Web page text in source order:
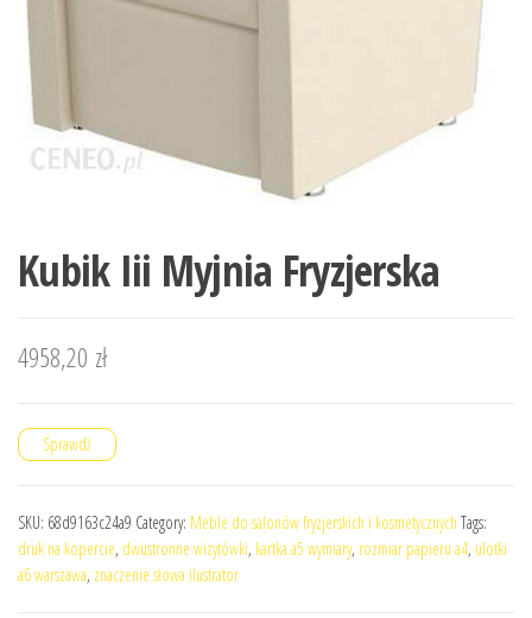
Kubik Iii Myjnia Fryzjerska
4958,20 zł
Sprawdź
SKU: 68d9163c24a9 Category: Meble do salonów fryzjerskich i kosmetycznych Tags:
druk na kopercie, dwustronne wizytówki, kartka a5 wymiary, rozmiar papieru a4, ulotki
a6 warszawa, znaczenie słowa ilustrator